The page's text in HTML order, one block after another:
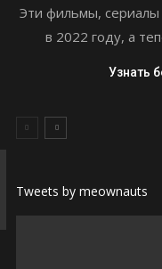
Эти фильмы,
в 2022 году, а
Узнать
Tweets by meownauts